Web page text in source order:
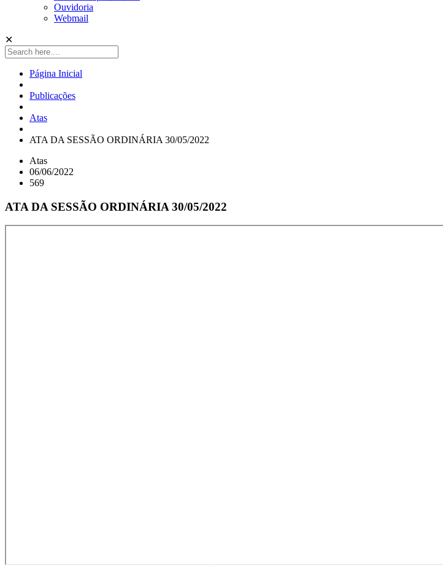
Ouvidoria
Webmail
✕
Página Inicial
Publicações
Atas
ATA DA SESSÃO ORDINÁRIA 30/05/2022
Atas
06/06/2022
569
ATA DA SESSÃO ORDINÁRIA 30/05/2022